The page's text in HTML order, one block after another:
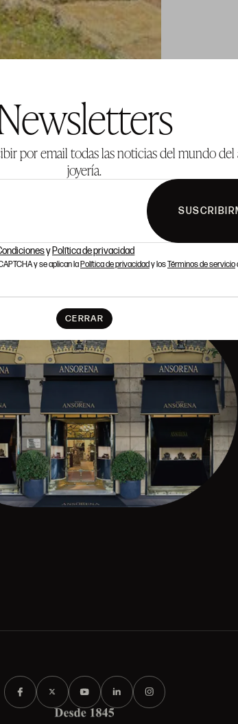
por email todas las noticias del mundo
joyería.
y Política de privacidad
y se aplican laPolítica de privacidady losTérminos de servicio
CERRAR